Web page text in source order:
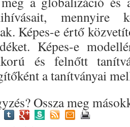
mennyire
Képes-e értő
Képes-e
és felnőtt
a tanítványai
Ossza meg